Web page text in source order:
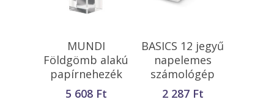
Kosárba
Teszem
MUNDI
Földgömb alakú
papírnehezék
5 608 Ft
Kosárba
Teszem
BASICS 12 jegyű
napelemes
számológép
2 287 Ft